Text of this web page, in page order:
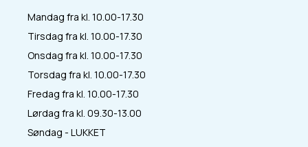
Mandag fra kl. 10.00-17.30
Tirsdag fra kl. 10.00-17.30
Onsdag fra kl. 10.00-17.30
Torsdag fra kl. 10.00-17.30
Fredag fra kl. 10.00-17.30
Lørdag fra kl. 09.30-13.00
Søndag - LUKKET